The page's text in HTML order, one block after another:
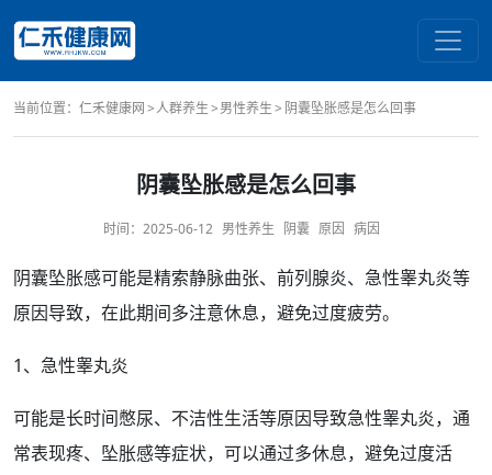
当前位置： 仁禾健康网 人群养生 男性养生 阴囊坠胀感是怎么回事
阴囊坠胀感是怎么回事
时间： 2025-06-12 男性养生 阴囊 原因 病因
阴囊坠胀感可能是精索静脉曲张、 前列腺炎、急性睾丸炎等
原因导致，在此期间多注意休息，避免过度疲劳。
1、急性睾丸炎
可能是长时间憋尿、不洁性生活等原因导致急性睾丸炎，通
常表现疼、坠胀感等症状，可以通过多休息，避免过度活